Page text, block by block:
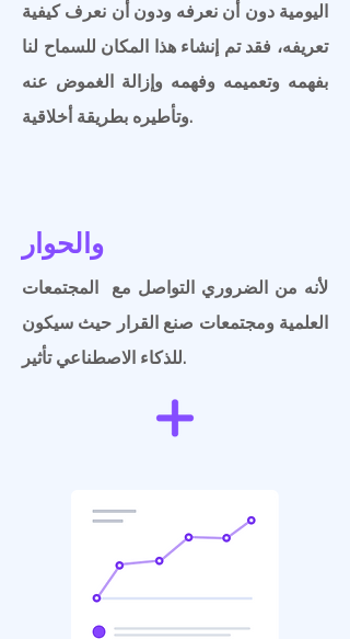
اليومية دون أن نعرفه ودون أن نعرف كيفية
تعريفه، فقد تم إنشاء هذا المكان للسماح لنا
بفهمه وتعميمه وفهمه وإزالة الغموض عنه
وتأطيره بطريقة أخلاقية.
والحوار
لأنه من الضروري التواصل مع المجتمعات
العلمية ومجتمعات صنع القرار حيث سيكون
للذكاء الاصطناعي تأثير.